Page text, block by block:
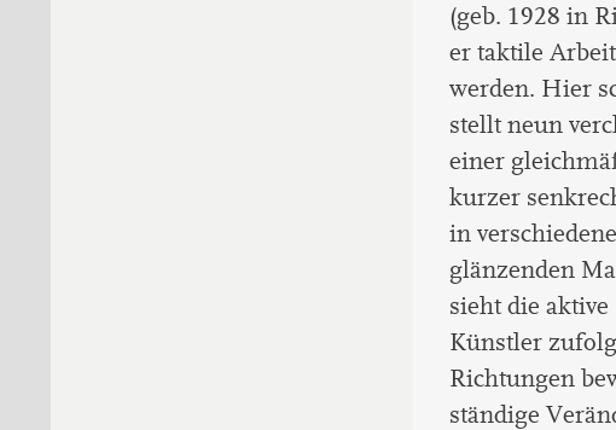
(geb. 1928 in
er taktile
werden. Hier
stellt neun
einer
kurzer
in
glänzenden
sieht die
Künstler
Richtungen
ständige